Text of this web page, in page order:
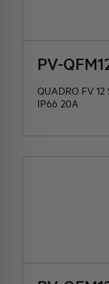
PV-
QUADRO FV
IP66 20A